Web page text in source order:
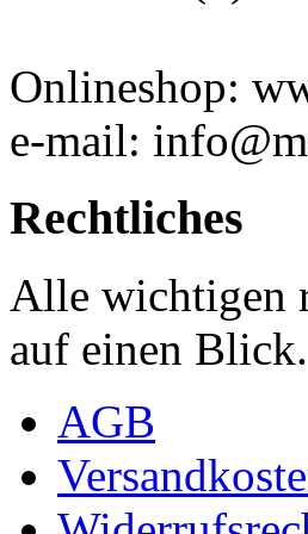
Onlineshop:
e-mail:
Rechtliches
Alle wichtigen
auf einen Blick.
AGB